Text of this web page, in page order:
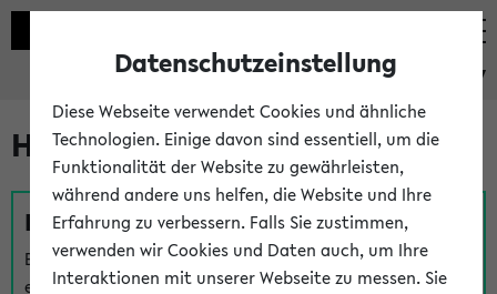
eKVV
Hilfe & Kontakt
Fragen zu einzelnen Veranstaltungen
Bei inhaltlichen und organisatorischen Fragen zu
einzelnen Veranstaltungen finden Sie Ansprechpersonen
Datenschutzeinstellung
Diese Webseite verwendet Cookies und ähnliche
Technologien. Einige davon sind essentiell, um die
Funktionalität der Website zu gewährleisten,
während andere uns helfen, die Website und Ihre
Erfahrung zu verbessern. Falls Sie zustimmen,
verwenden wir Cookies und Daten auch, um Ihre
Interaktionen mit unserer Webseite zu messen. Sie